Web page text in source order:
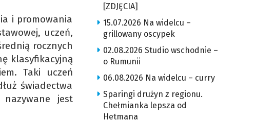
i promowania
uczeń,
rocznych
klasyfikacyjną
Taki uczeń
świadectwa
jest
[ZDJĘCIA]
15.07.2026 Na widelcu –
grillowany oscypek
02.08.2026 Studio wschodnie –
o Rumunii
06.08.2026 Na widelcu – curry
Sparingi drużyn z regionu.
Chełmianka lepsza od
Hetmana